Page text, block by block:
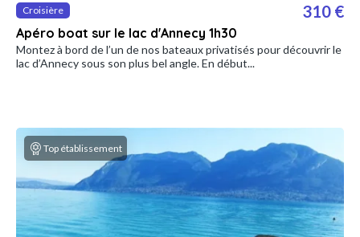
Croisière
Apéro boat sur le lac d'Annecy 1h30
310 €
Montez à bord de l’un de nos bateaux privatisés pour découvrir le
lac d’Annecy sous son plus bel angle. En début...
Top établissement